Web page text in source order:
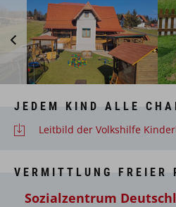
JEDEM KIND ALLE
Leitbild der Volkshilfe
VERMITTLUNG FREIER
Sozialzentrum